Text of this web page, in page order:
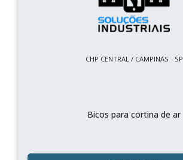
CHP CENTRAL / CAMPINAS - SP
Bicos para cortina de ar